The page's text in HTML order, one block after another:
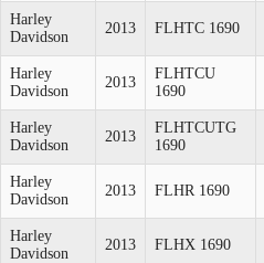
Harley
Davidson
2013 FLHTC 1690
Harley
Davidson
2013
FLHTCU
1690
Harley
Davidson
2013
FLHTCUTG
1690
Harley
Davidson
2013 FLHR 1690
Harley
Davidson
2013 FLHX 1690